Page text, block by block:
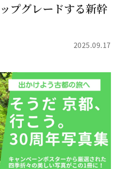
プグレードする新幹
2025.09.17